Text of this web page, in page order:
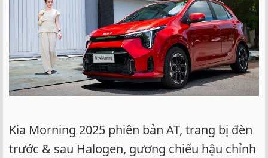
Kia Morning 2025 phiên bản AT, trang bị đèn
trước & sau Halogen, gương chiếu hậu chỉnh